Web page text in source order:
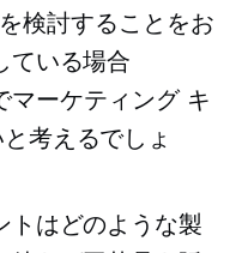
検討することをお
ている場合
マーケティング キ
考えるでしょ
はどのような製